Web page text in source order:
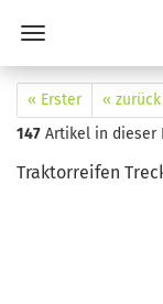
« Erster « zurück
147 Artikel in dieser
Traktorreifen